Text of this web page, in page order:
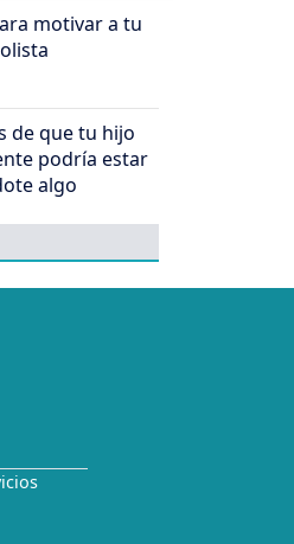
motivar a tu
de que tu hijo
podría estar
algo